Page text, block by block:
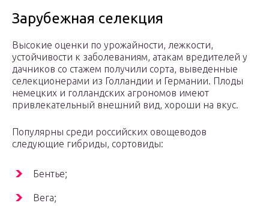
Зарубежная селекция
Высокие оценки по урожайности, лежкости,
устойчивости к заболеваниям, атакам вредителей у
дачников со стажем получили сорта, выведенные
селекционерами из Голландии и Германии. Плоды
немецких и голландских агрономов имеют
привлекательный внешний вид, хороши на вкус.
Популярны среди российских овощеводов
следующие гибриды, сортовиды:
Бентье;
Вега;